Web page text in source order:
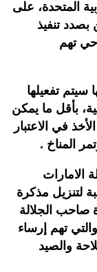
المتحدة، على
أن البلدين بصدد تنفيذ
تهم
تفعيلها
بأقل ما يمكن
في الاعتبار
المناخ .
الامارات
شكل مناسبة لتنزيل مذكرة
صاحب الجلالة
تهم إرساء
والصيد